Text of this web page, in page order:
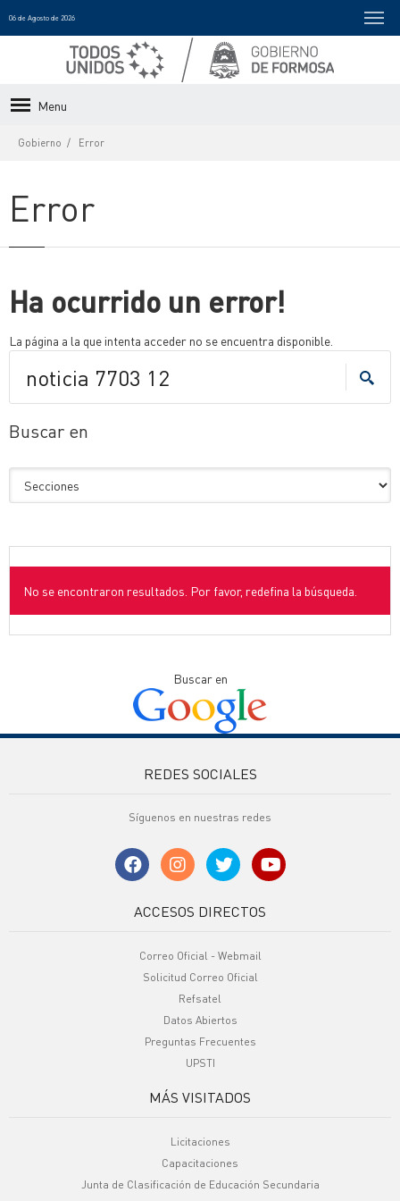
06 de Agosto de 2026
Menu
Gobierno Error
Error
Ha ocurrido un error!
La página a la que intenta acceder no se encuentra disponible.
Buscar en
No se encontraron resultados. Por favor, redefina la búsqueda.
Buscar en
REDES SOCIALES
Síguenos en nuestras redes
ACCESOS DIRECTOS
Correo Oficial - Webmail
Solicitud Correo Oficial
Refsatel
Datos Abiertos
Preguntas Frecuentes
UPSTI
MÁS VISITADOS
Licitaciones
Capacitaciones
Junta de Clasificación de Educación Secundaria